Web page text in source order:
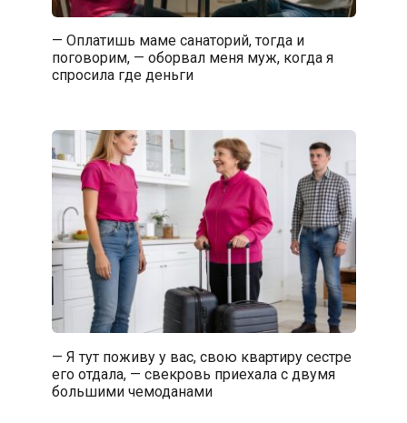
— Оплатишь маме санаторий, тогда и
поговорим, — оборвал меня муж, когда я
спросила где деньги
— Я тут поживу у вас, свою квартиру сестре
его отдала, — свекровь приехала с двумя
большими чемоданами